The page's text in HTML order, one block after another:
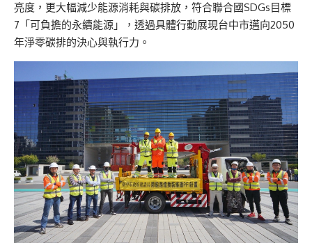
亮度，更大幅減少能源消耗與碳排放，符合聯合國SDGs目標
7「可負擔的永續能源」，透過具體行動展現台中市邁向2050
年淨零碳排的決心與執行力。